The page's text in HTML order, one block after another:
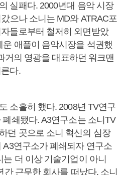
실패다. 2000년대 음악 시장
으나 소니는 MD와 ATRAC포
들로부터 철저히 외면받았
애플이 음악시장을 석권했
거의 영광을 대표하던 워크맨
다.
소홀히 했다. 2008년 TV연구
쇄됐다. A3연구소는 소니TV
던 곳으로 소니 혁신의 심장
연구소가 폐쇄되자 연구소
더 이상 기술기업이 아니
간 근무한 회사를 떠났다. 소니